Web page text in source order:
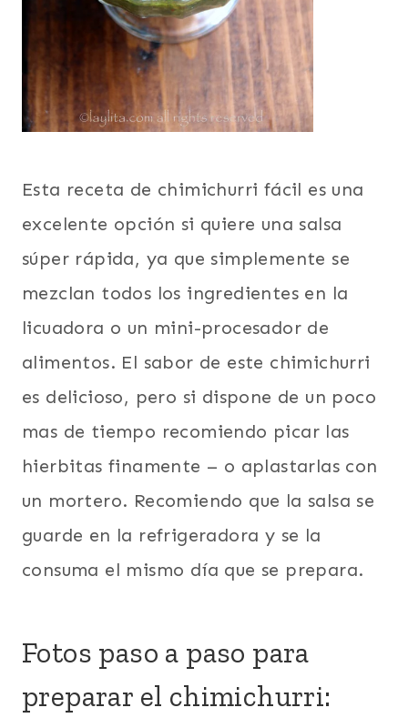
Esta receta de chimichurri fácil es una
excelente opción si quiere una salsa
súper rápida, ya que simplemente se
mezclan todos los ingredientes en la
licuadora o un mini-procesador de
alimentos. El sabor de este chimichurri
es delicioso, pero si dispone de un poco
mas de tiempo recomiendo picar las
hierbitas finamente – o aplastarlas con
un mortero. Recomiendo que la salsa se
guarde en la refrigeradora y se la
consuma el mismo día que se prepara.
Fotos paso a paso para
preparar el chimichurri: